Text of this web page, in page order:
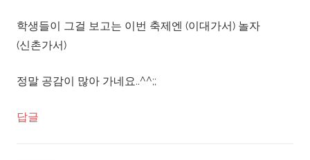
학생들이 그걸 보고는 이번 축제엔 (이대가서) 놀자
(신촌가서)
정말 공감이 많아 가네요..^^;;
답글